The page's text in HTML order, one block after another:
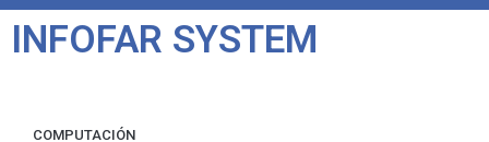
INFOFAR SYSTEM
COMPUTACIÓN